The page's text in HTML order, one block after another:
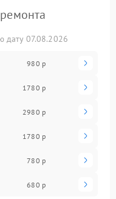
дату 07.08.2026
980 р
1780 р
2980 р
1780 р
780 р
680 р